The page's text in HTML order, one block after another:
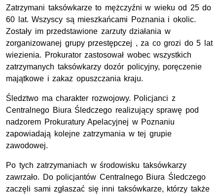
Zatrzymani taksówkarze to mężczyźni w wieku od 25 do
60 lat. Wszyscy są mieszkańcami Poznania i okolic.
Zostały im przedstawione zarzuty działania w
zorganizowanej grupy przestępczej , za co grozi do 5 lat
wiezienia. Prokurator zastosował wobec wszystkich
zatrzymanych taksówkarzy dozór policyjny, poręczenie
majątkowe i zakaz opuszczania kraju.
Śledztwo ma charakter rozwojowy. Policjanci z
Centralnego Biura Śledczego realizujący sprawę pod
nadzorem Prokuratury Apelacyjnej w Poznaniu
zapowiadają kolejne zatrzymania w tej grupie
zawodowej.
Po tych zatrzymaniach w środowisku taksówkarzy
zawrzało. Do policjantów Centralnego Biura Śledczego
zaczęli sami zgłaszać się inni taksówkarze, którzy także